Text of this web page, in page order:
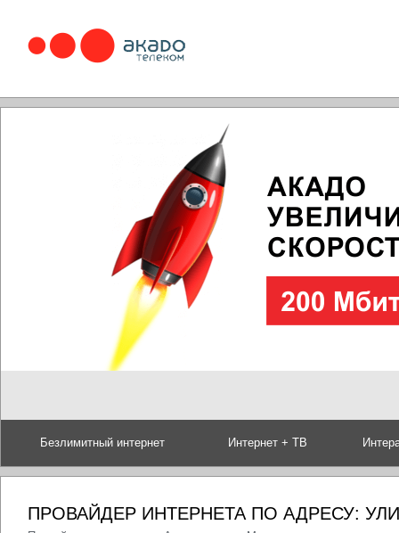
Безлимитный интернет Интернет + ТВ
ПРОВАЙДЕР ИНТЕРНЕТА ПО АДРЕСУ: